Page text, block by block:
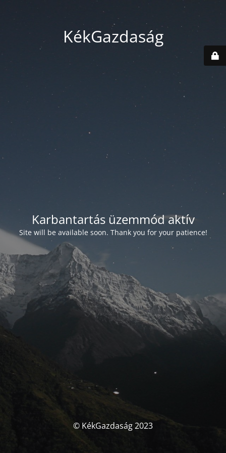
KékGazdaság
Karbantartás üzemmód aktív
Site will be available soon. Thank you for your patience!
© KékGazdaság 2023